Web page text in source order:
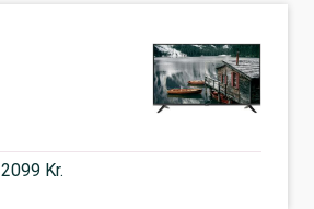
2099 Kr.